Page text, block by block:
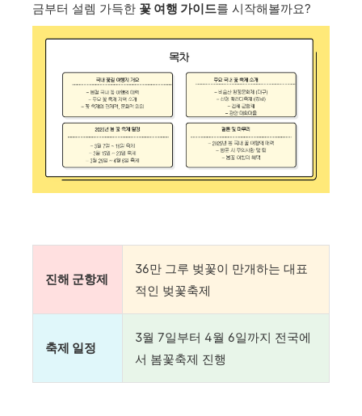
금부터 설렘 가득한 꽃 여행 가이드를 시작해볼까요?
진해 군항제
36만 그루 벚꽃이 만개하는 대표
적인 벚꽃축제
축제 일정
3월 7일부터 4월 6일까지 전국에
서 봄꽃축제 진행